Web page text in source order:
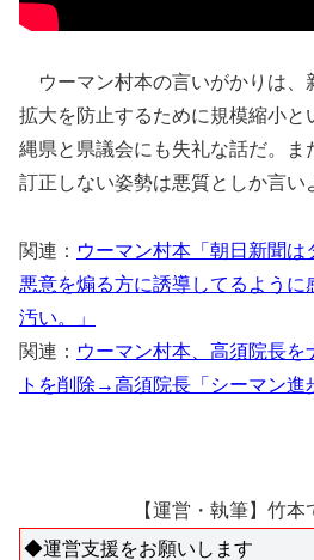
ウーマン村本の言いがかりは、
拡大を防止するために規模縮小と
縄県と県議会にも失礼な話だ。ま
訂正しない姿勢は悪質としか言い
関連： ウーマン村本「朝日新聞
悪意を煽る方に誘導してるよう
汚い。」
関連： ウーマン村本、高須院長
トを削除→高須院長「シーマン進
【運営・執筆】竹本
◆運営支援をお願いします